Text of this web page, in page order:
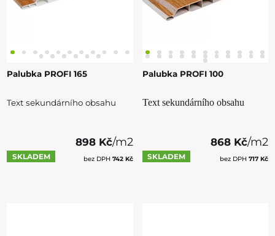
Palubka PROFI 165
Text sekundárního obsahu
SKLADEM
898 Kč/m2
bez DPH 742 Kč
Palubka PROFI 100
Text sekundárního obsahu
SKLADEM
868 Kč/m2
bez DPH 717 Kč